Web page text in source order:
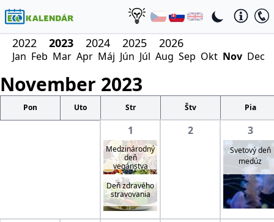
2022 2023 2024 2025 2026
Jan Feb Mar Apr Máj Jún Júl Aug Sep Okt Nov Dec
November 2023
Pon Uto Str Štv Pia
1
Medzinárodný
deň
vegánstva
Deň zdravého
stravovania
2 3
Svetový deň
medúz